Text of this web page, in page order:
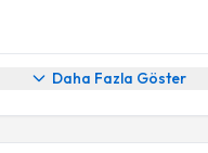
Daha Fazla Göster